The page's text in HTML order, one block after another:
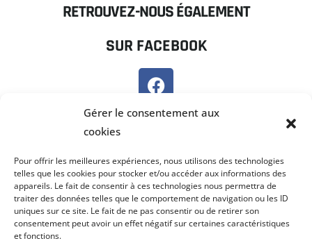
Gérer le consentement aux
cookies
Pour offrir les meilleures expériences, nous utilisons des technologies
telles que les cookies pour stocker et/ou accéder aux informations des
appareils. Le fait de consentir à ces technologies nous permettra de
traiter des données telles que le comportement de navigation ou les ID
uniques sur ce site. Le fait de ne pas consentir ou de retirer son
consentement peut avoir un effet négatif sur certaines caractéristiques
et fonctions.
RETROUVEZ-NOUS ÉGALEMENT
SUR FACEBOOK
SUR PANNEAU POCKET